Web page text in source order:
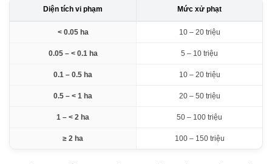
Diện tích vi phạm Mức xử phạt
< 0.05 ha 10 – 20 triệu
0.05 – < 0.1 ha 5 – 10 triệu
0.1 – 0.5 ha 10 – 20 triệu
0.5 – < 1 ha 20 – 50 triệu
1 – < 2 ha 50 – 100 triệu
≥ 2 ha 100 – 150 triệu